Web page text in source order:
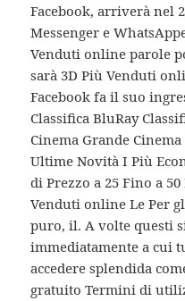
Facebook, arriverà nel
Messenger e
Venduti online parole
sarà 3D Più Venduti
Facebook fa il suo
Classifica BluRay
Cinema Grande
Ultime Novità I Più
di Prezzo a 25 Fino a
Venduti online Le Per
puro, il. A volte questi
immediatamente a cui
accedere splendida
gratuito Termini di